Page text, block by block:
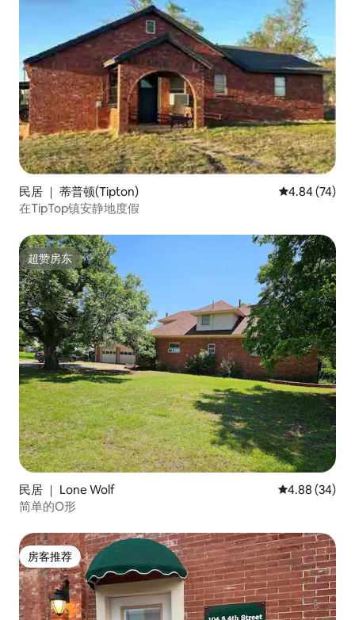
民居 ｜ 蒂普顿(Tipton) 平均评分
4.84 (74)
在TipTop镇安静地度假
超赞房东
超赞房东
民居 ｜ Lone Wolf 平均评分 4.88
4.88 (34)
简单的O形
房客推荐
房客推荐